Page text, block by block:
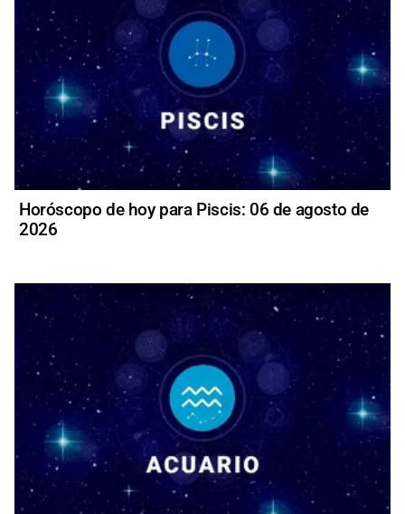
Horóscopo de hoy para Piscis: 06 de agosto de
2026